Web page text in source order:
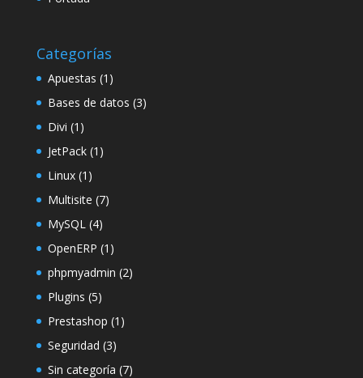
Categorías
Apuestas (1)
Bases de datos (3)
Divi (1)
JetPack(1)
Linux(1)
Multisite (7)
MySQL(4)
OpenERP (1)
phpmyadmin (2)
Plugins (5)
Prestashop (1)
Seguridad (3)
Sin categoría (7)